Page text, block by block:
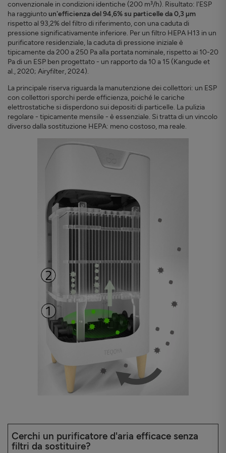
convenzionale in condizioni identiche (200 m³/h). Risultato: l'ESP
ha raggiuntoun'efficienza del 94,6% su particelle da 0,3 µm
rispetto al 93,2% del filtro di riferimento, con una caduta di
pressione significativamente inferiore. Per un filtro HEPA H13 in un
purificatore residenziale, la caduta di pressione iniziale è
tipicamente da 200 a 250 Pa alla portata nominale, rispetto ai 10-20
Pa di un ESP ben progettato - un rapporto da 10 a 15 (Kangude et
al., 2020; Airyfilter, 2024).
La principale riserva riguarda la manutenzione dei collettori: un ESP
con collettori sporchi perde efficienza, poiché le cariche
elettrostatiche si disperdono sui depositi di particelle. La pulizia
regolare - tipicamente mensile - è essenziale. Si tratta di un vincolo
diverso dalla sostituzione HEPA: meno costoso, ma reale.
Cerchi un purificatore d'aria efficace senza
filtri da sostituire?